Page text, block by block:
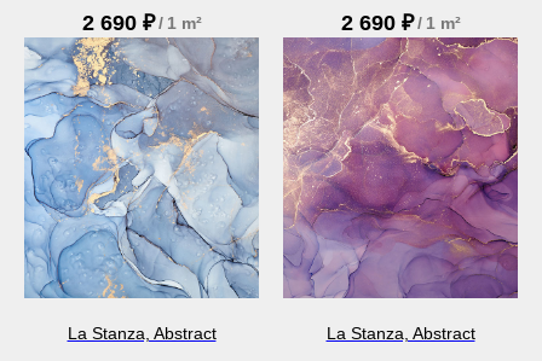
2 690 ₽ / 1 m² 2 690 ₽ / 1 m²
La Stanza, Abstract La Stanza, Abstract